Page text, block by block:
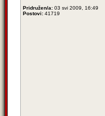
Pridružen/a: 03 svi 2009, 16:49
Postovi: 41719